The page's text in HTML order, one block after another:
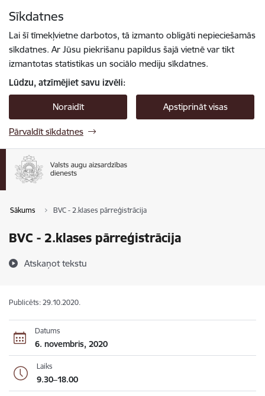
Sīkdatnes
Lai šī tīmekļvietne darbotos, tā izmanto obligāti nepieciešamās
sīkdatnes. Ar Jūsu piekrišanu papildus šajā vietnē var tikt
izmantotas statistikas un sociālo mediju sīkdatnes.
Lūdzu, atzīmējiet savu izvēli:
Noraidīt Apstiprināt visas
Pārvaldīt sīkdatnes
Sākums BVC - 2.klases pārreģistrācija
BVC - 2.klases pārreģistrācija
Atskaņot tekstu
Publicēts: 29.10.2020.
Datums
6. novembris, 2020
Laiks
9.30–18.00